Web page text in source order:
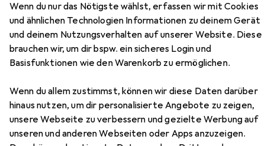
Wenn du nur das Nötigste wählst, erfassen wir mit Cookies
und ähnlichen Technologien Informationen zu deinem Gerät
und deinem Nutzungsverhalten auf unserer Website. Diese
brauchen wir, um dir bspw. ein sicheres Login und
Basisfunktionen wie den Warenkorb zu ermöglichen.
Wenn du allem zustimmst, können wir diese Daten darüber
hinaus nutzen, um dir personalisierte Angebote zu zeigen,
unsere Webseite zu verbessern und gezielte Werbung auf
unseren und anderen Webseiten oder Apps anzuzeigen.
EUR
65,34
PlanetTürabsenkdichtungen RO
Zubehör für Planet
Türabsenkdichtungen RO